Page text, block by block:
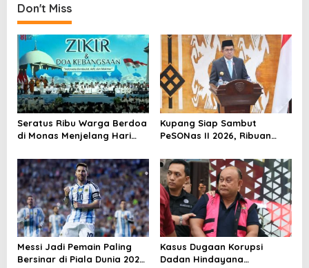
n
a
v
i
g
a
t
i
o
n
Don't Miss
Seratus Ribu Warga Berdoa
di Monas Menjelang Hari
Kupang Siap Sambut
PeSONas II 2026, Ribuan
Messi Jadi Pemain Paling
Bersinar di Piala Dunia 2026,
Kasus Dugaan Korupsi
Dadan Hindayana